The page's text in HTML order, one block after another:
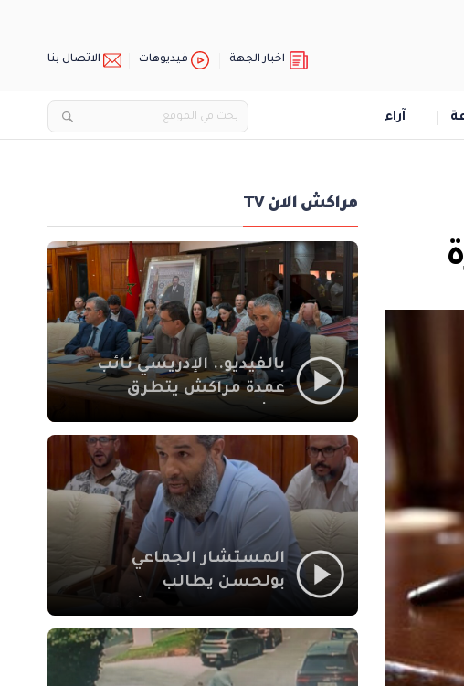
اخبار الجهة فيديوهات الاتصال بنا
آراء
مراكش الان TV
بالفيديو.. الإدريسي نائب
عمدة مراكش يتطرق
الاجتماعي في نقل
المحطة الطرقية إلى
العزوزية
المستشار الجماعي
بولحسن يطالب
أشغال شارع علال
الفاسي بمراكش